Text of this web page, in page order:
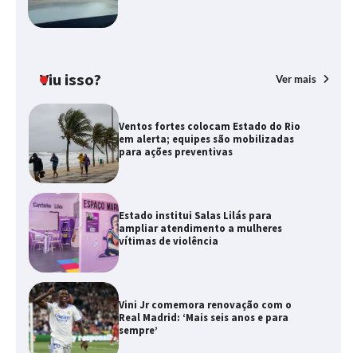
Viu isso? Ver mais
Ventos fortes colocam Estado do Rio
em alerta; equipes são mobilizadas
para ações preventivas
Estado institui Salas Lilás para
ampliar atendimento a mulheres
vítimas de violência
Vini Jr comemora renovação com o
Real Madrid: ‘Mais seis anos e para
sempre’